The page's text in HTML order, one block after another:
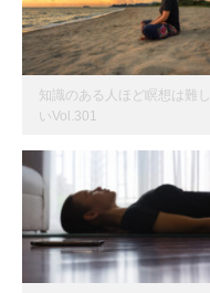
知識のある人ほど瞑想は難し
いVol.301